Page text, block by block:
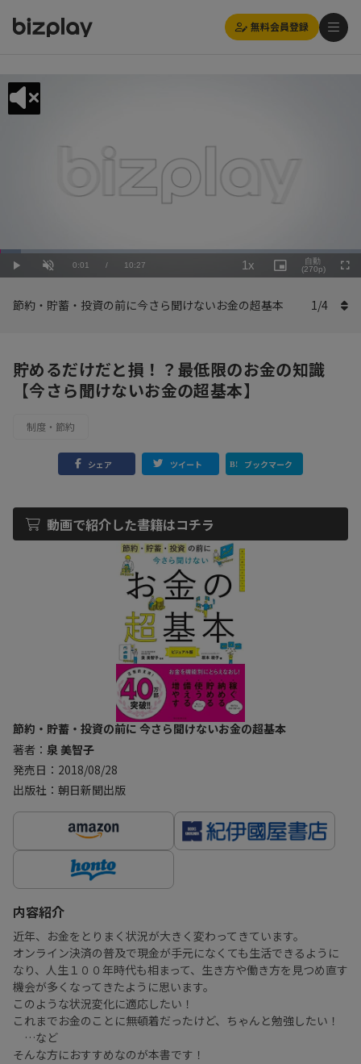
無料会員登録
Play UnmuteCurrent
0:01 / Duration
10:27
Loaded:
5.75%
1x
Rate
Picture-
in-
自動
(270p)
節約・貯蓄・投資の前に今さら聞けないお金の超基本 1/4
貯めるだけだと損！？最低限のお金の知識
【今さら聞けないお金の超基本】
制度・節約
シェア ツイート ブックマーク
動画で紹介した書籍はコチラ
節約・貯蓄・投資の前に 今さら聞けないお金の超基本
著者： 泉 美智子
発売日：2018/08/28
出版社：朝日新聞出版
内容紹介
近年、お金をとりまく状況が大きく変わってきています。
オンライン決済の普及で現金が手元になくても生活できるように
なり、人生１００年時代も相まって、生き方や働き方を見つめ直す
機会が多くなってきたように思います。
このような状況変化に適応したい！
これまでお金のことに無頓着だったけど、ちゃんと勉強したい！
…など
そんな方におすすめなのが本書です！